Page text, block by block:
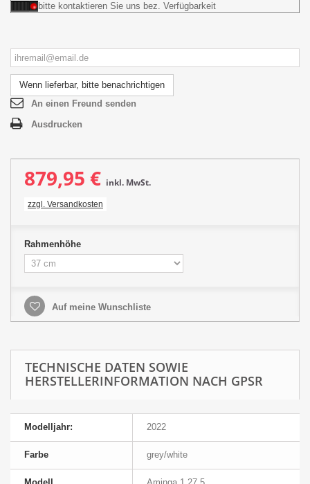
bitte kontaktieren Sie uns bez. Verfügbarkeit
Wenn lieferbar, bitte benachrichtigen
An einen Freund senden
Ausdrucken
879,95 € inkl. MwSt.
zzgl. Versandkosten
Rahmenhöhe
Auf meine Wunschliste
TECHNISCHE DATEN SOWIE
HERSTELLERINFORMATION NACH GPSR
Modelljahr: 2022
Farbe grey/white
Modell Aminga 1 27,5